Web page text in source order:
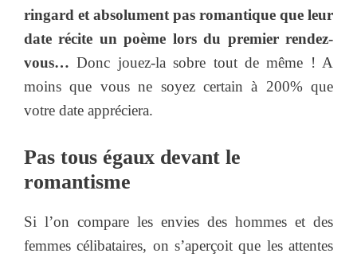
ringard et absolument pas romantique que leur
date récite un poème lors du premier rendez-
vous… Donc jouez-la sobre tout de même ! A
moins que vous ne soyez certain à 200% que
votre date appréciera.
Pas tous égaux devant le
romantisme
Si l’on compare les envies des hommes et des
femmes célibataires, on s’aperçoit que les attentes